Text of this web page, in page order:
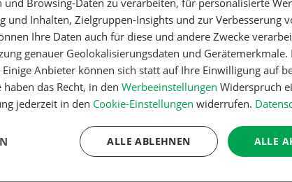
Sämaschine,
Frontpacker,
Feldspritze
Federzahneggemit
Doppelkrümmler 2,7 m;
Kuhn Zinkenrotormit
Packerwalze und Hitch 2,5
SämaschineNodet…
Oldtimer-
Ködel &
ca. Jg. 1960,
Maschine
nicht…
ZUR ANZEIGE
und Inhalten, Zielgruppen-Insights und zur Verbesserung
Ihre Daten auch für diese und andere Zwecke
genauer Geolokalisierungsdaten und
Anbieter können sich statt auf Ihre Einwilligung auf
das Recht, in den Werbeeinstellungen Widerspruch
jederzeit in den Cookie-Einstellungen widerrufen.
ALLE
ALLE ABLEHNEN